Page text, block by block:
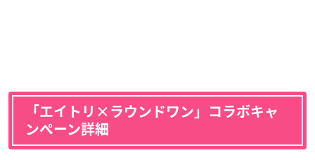
「エイトリ×ラウンドワン」コラボキャ
ンペーン詳細